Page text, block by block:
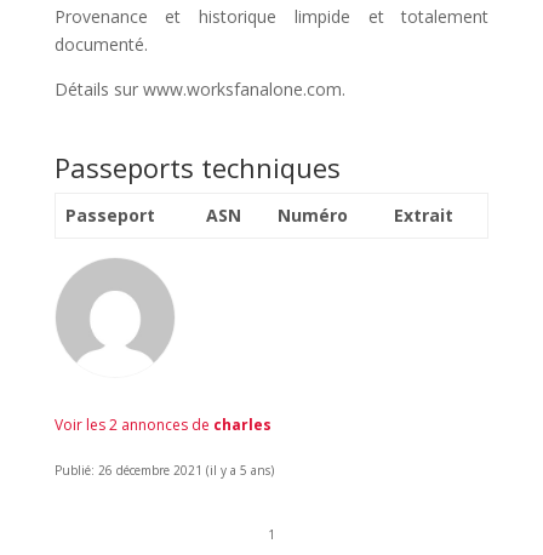
Provenance et historique limpide et totalement
documenté.
Détails sur www.worksfanalone.com.
Passeports techniques
Passeport ASN Numéro Extrait
Voir les 2 annonces de charles
Publié: 26 décembre 2021 (il y a 5 ans)
1